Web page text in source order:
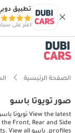
تطبيق
اعثر على
الصفحة الرئيسية
صور تويوتا باسو
Front, Rear and Side
profiles. باسو is available in 0 variants. View all باسو pictures.